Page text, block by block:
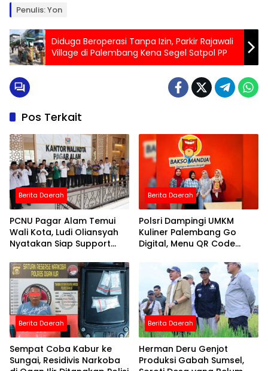
Penulis: Yon
Diduga Beroperasi Tanpa Izin, Parkir Rajawali
Village di Palembang Kena Segel Satpol PP
Pos Terkait
Berita Daerah
PCNU Pagar Alam Temui
Wali Kota, Ludi Oliansyah
Nyatakan Siap Support
Berita Daerah
Polsri Dampingi UMKM
Kuliner Palembang Go
Digital, Menu QR Code
20 Persen
Berita Daerah
Sempat Coba Kabur ke
Sungai, Residivis Narkoba
Berita Daerah
Herman Deru Genjot
Produksi Gabah Sumsel,